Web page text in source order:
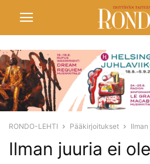
RONDO-LEHTI Pääkirjoitukset
Ilman juuria ei